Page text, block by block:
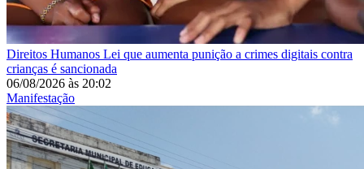
Direitos Humanos Lei que aumenta punição a crimes digitais contra
crianças é sancionada
06/08/2026 às 20:02
Manifestação